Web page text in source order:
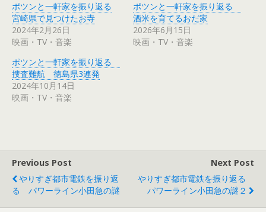
t
t
e
r
で
共
新
し
い
ウ
ィ
ン
共
有
す
る
に
は
ク
リ
ッ
ク
し
て
く
だ
ン
ウ
で
開
き
ポツンと一軒家を振り返る
宮崎県で見つけたお寺
2024年2月26日
映画・TV・音楽
ポツンと一軒家を振り返る
酒米を育てるおだ家
2026年6月15日
映画・TV・音楽
ポツンと一軒家を振り返る
捜査難航 徳島県3連発
2024年10月14日
映画・TV・音楽
Previous Post
やりすぎ都市電鉄を振り返
る パワーライン小田急の謎
Next Post
やりすぎ都市電鉄を振り返る
パワーライン小田急の謎２